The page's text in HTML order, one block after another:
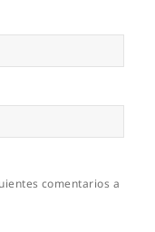
comentarios a